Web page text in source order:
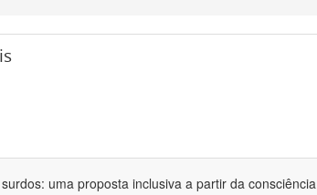
uma proposta inclusiva a partir da consciência